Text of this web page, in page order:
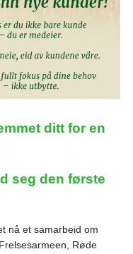
ditt for en
seg den første
nå et samarbeid om
Røde